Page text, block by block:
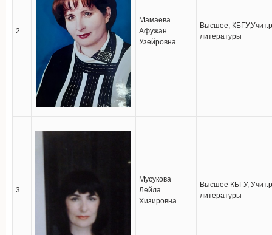
2.
Мамаева
Афужан
Узейровна
Высшее,
литературы
3.
Мусукова
Лейла
Хизировна
Высшее КБГУ,
литературы